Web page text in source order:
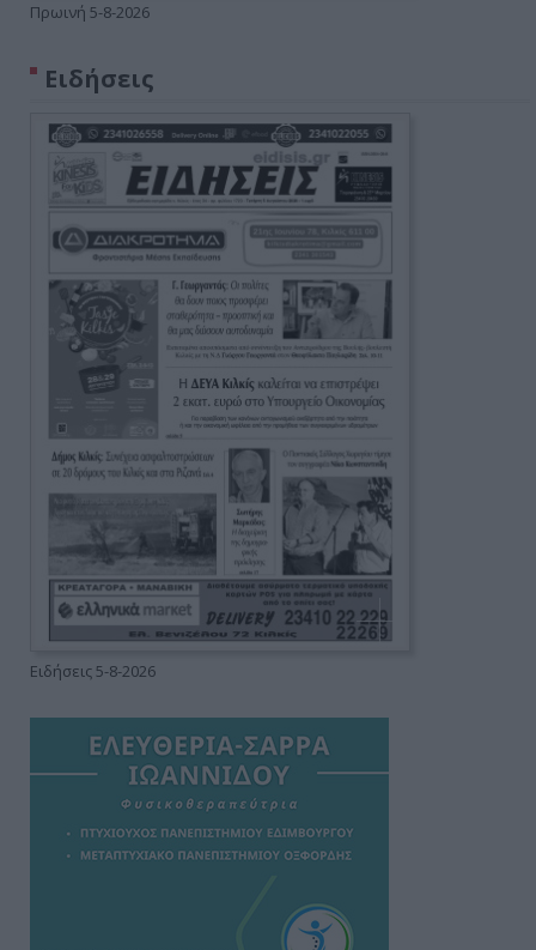
Πρωινή 5-8-2026
Ειδήσεις
Ειδήσεις 5-8-2026